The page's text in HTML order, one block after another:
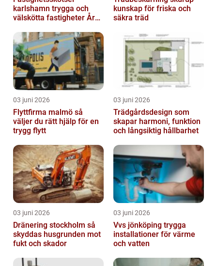
karlshamn trygga och
välskötta fastigheter Året
kunskap för friska och
säkra träd
03 juni 2026
Flyttfirma malmö så
väljer du rätt hjälp för en
trygg flytt
03 juni 2026
Trädgårdsdesign som
skapar harmoni, funktion
och långsiktig hållbarhet
03 juni 2026
Dränering stockholm så
skyddas husgrunden mot
fukt och skador
03 juni 2026
Vvs jönköping trygga
installationer för värme
och vatten